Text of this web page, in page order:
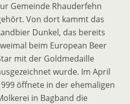
Gemeinde Rhauderfehn
Von dort kammt das
Dunkel, das bereits
beim European Beer
mit der Goldmedaille
wurde. Im April
öffnete in der ehemaligen
in Bagband die